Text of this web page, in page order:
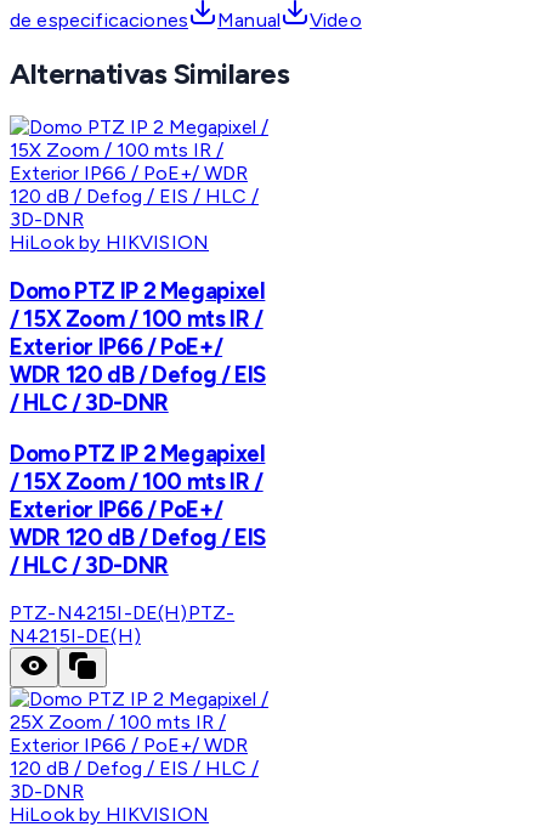
de especificaciones
Manual Video
Alternativas Similares
HiLook by HIKVISION
Domo PTZ IP 2 Megapixel
/ 15X Zoom / 100 mts IR /
Exterior IP66 / PoE+/
WDR 120 dB / Defog / EIS
/ HLC / 3D-DNR
Domo PTZ IP 2 Megapixel
/ 15X Zoom / 100 mts IR /
Exterior IP66 / PoE+/
WDR 120 dB / Defog / EIS
/ HLC / 3D-DNR
PTZ-N4215I-DE(H)PTZ-
N4215I-DE(H)
HiLook by HIKVISION